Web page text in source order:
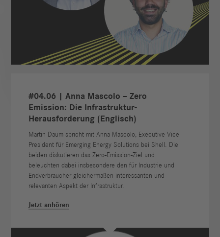
#04.06 | Anna Mascolo – Zero
Emission: Die Infrastruktur-
Herausforderung (Englisch)
Martin Daum spricht mit Anna Mascolo, Executive Vice
President für Emerging Energy Solutions bei Shell. Die
beiden diskutieren das Zero-Emission-Ziel und
beleuchten dabei insbesondere den für Industrie und
Endverbraucher gleichermaßen interessanten und
relevanten Aspekt der Infrastruktur.
Jetzt anhören